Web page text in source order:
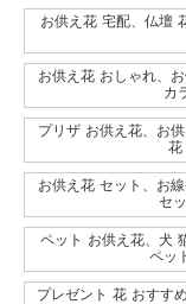
お供え花 宅配、仏壇
お供え花 おしゃれ、
カ
プリザ お供え花、お
花
お供え花 セット、お
セ
ペット お供え花、犬
ペッ
プレゼント 花 おすすめ